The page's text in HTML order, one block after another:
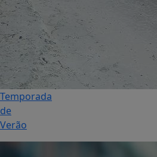
Temporada
de
Verão